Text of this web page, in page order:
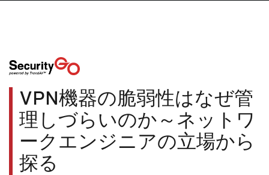
VPN機器の脆弱性はなぜ管
理しづらいのか～ネットワ
ークエンジニアの立場から
探る